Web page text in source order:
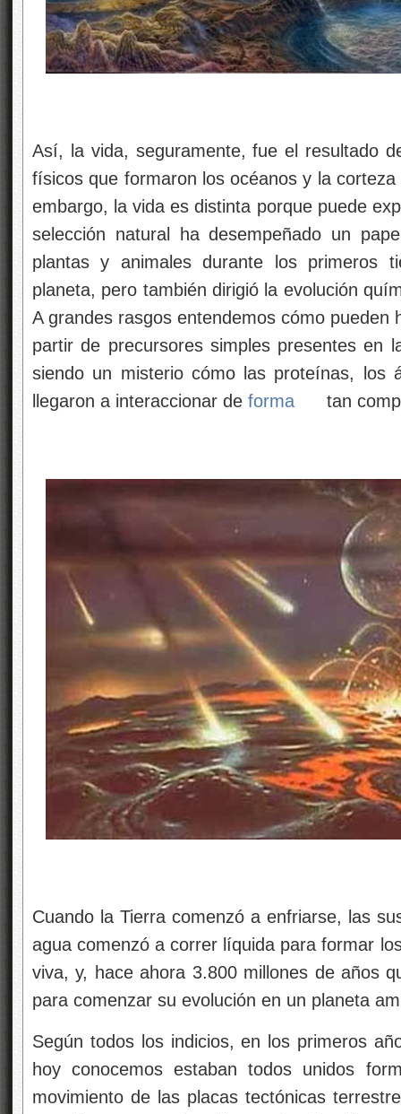
Así, la vida, seguramente, fue el resultado
físicos que formaron los océanos y la
embargo, la vida es distinta porque puede
selección natural ha desempeñado un
plantas y animales durante los primeros
planeta, pero también dirigió la evolución
A grandes rasgos entendemos cómo pueden
partir de precursores simples presentes en
siendo un misterio cómo las proteínas, los
llegaron a interaccionar de forma tan
Cuando la Tierra comenzó a enfriarse, las
agua comenzó a correr líquida para formar
viva, y, hace ahora 3.800 millones de años
para comenzar su evolución en un planeta
Según todos los indicios, en los primeros
hoy conocemos estaban todos unidos
movimiento de las placas tectónicas